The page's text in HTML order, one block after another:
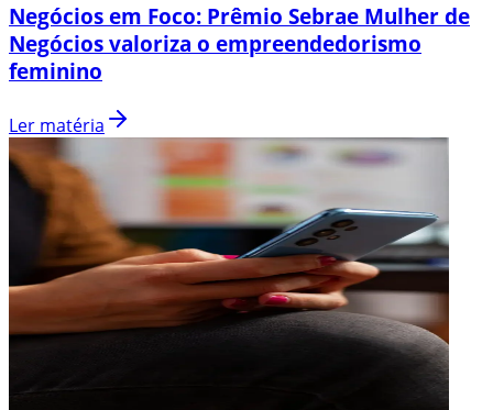
Negócios em Foco: Prêmio Sebrae Mulher de
Negócios valoriza o empreendedorismo
feminino
Ler matéria